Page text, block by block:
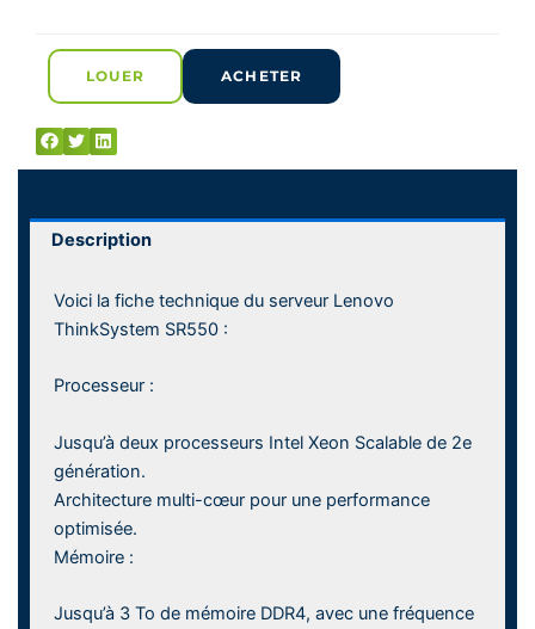
LOUER ACHETER
Description
Voici la fiche technique du serveur Lenovo
ThinkSystem SR550 :
Processeur :
Jusqu’à deux processeurs Intel Xeon Scalable de 2e
génération.
Architecture multi-cœur pour une performance
optimisée.
Mémoire :
Jusqu’à 3 To de mémoire DDR4, avec une fréquence